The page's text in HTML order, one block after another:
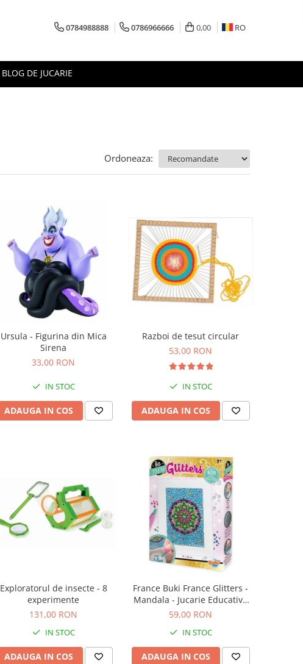
0784988888 0786966666 0,00 RO
BLOG DE JUCARIE
Ordoneaza:
Ursula - Figurina din Mica
Sirena
33,00 RON
IN STOC
ADAUGA IN COS
Razboi de tesut circular
53,00 RON
IN STOC
ADAUGA IN COS
Exploratorul de insecte - 8
experimente
131,00 RON
IN STOC
ADAUGA IN COS
France Buki France Glitters -
Mandala - Jucarie Educativa
de inalta calitate pentru copii
59,00 RON
IN STOC
ADAUGA IN COS